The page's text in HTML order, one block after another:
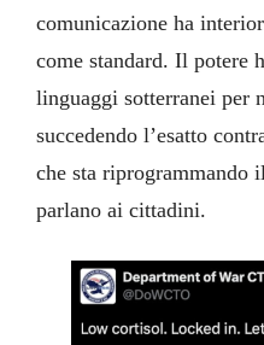
comunicazione ha
come standard. Il potere
linguaggi sotterranei per
succedendo l’esatto
che sta
parlano ai cittadini.